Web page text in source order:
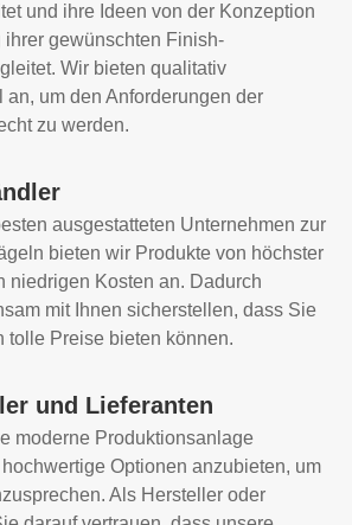
und ihre Ideen von der Konzeption
ihrer gewünschten Finish-
Wir bieten qualitativ
an, um den Anforderungen der
zu werden.
ausgestatteten Unternehmen zur
bieten wir Produkte von höchster
niedrigen Kosten an. Dadurch
mit Ihnen sicherstellen, dass Sie
tolle Preise bieten können.
und Lieferanten
moderne Produktionsanlage
Optionen anzubieten, um
Als Hersteller oder